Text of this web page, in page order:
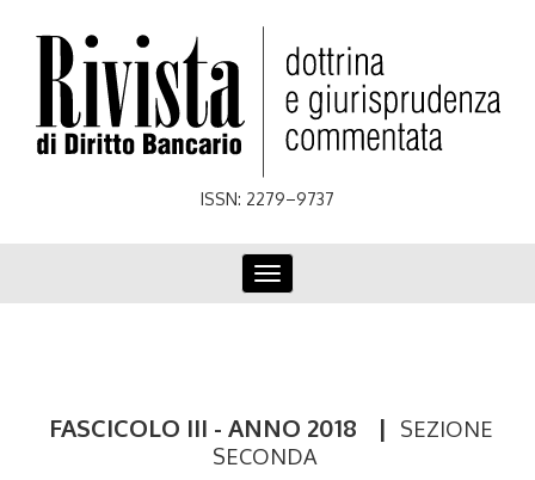
ISSN: 2279–9737
Toggle
navigation
FASCICOLO III - ANNO 2018 |
SEZIONE
SECONDA